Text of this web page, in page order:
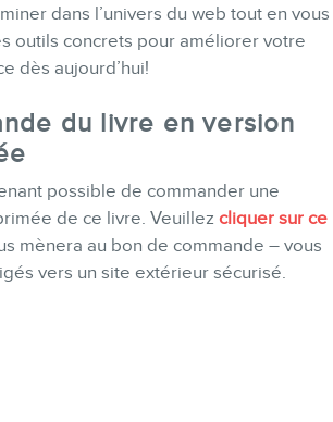
dans l’univers du web tout en vous
outils concrets pour améliorer votre
dès aujourd’hui!
du livre en version
possible de commander une
de ce livre. Veuillez cliquer sur ce
mènera au bon de commande – vous
vers un site extérieur sécurisé.